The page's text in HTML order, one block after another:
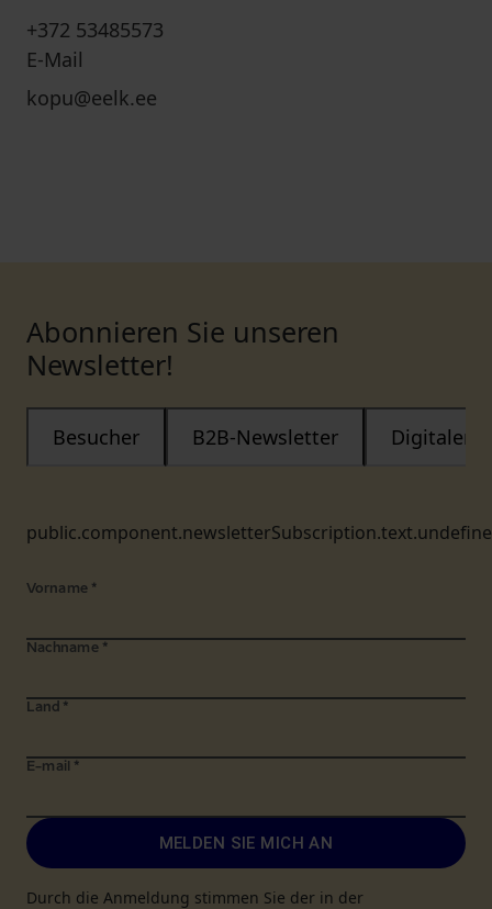
+372 53485573
E-Mail
kopu@eelk.ee
Abonnieren Sie unseren
Newsletter!
Besucher B2B-Newsletter Digitaler
Vorname *
Nachname *
Land *
E-mail *
MELDEN SIE MICH AN
Durch die Anmeldung stimmen Sie der in der